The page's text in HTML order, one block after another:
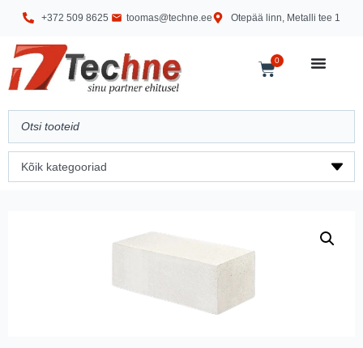
+372 509 8625 toomas@techne.ee Otepää linn, Metalli tee 1
0